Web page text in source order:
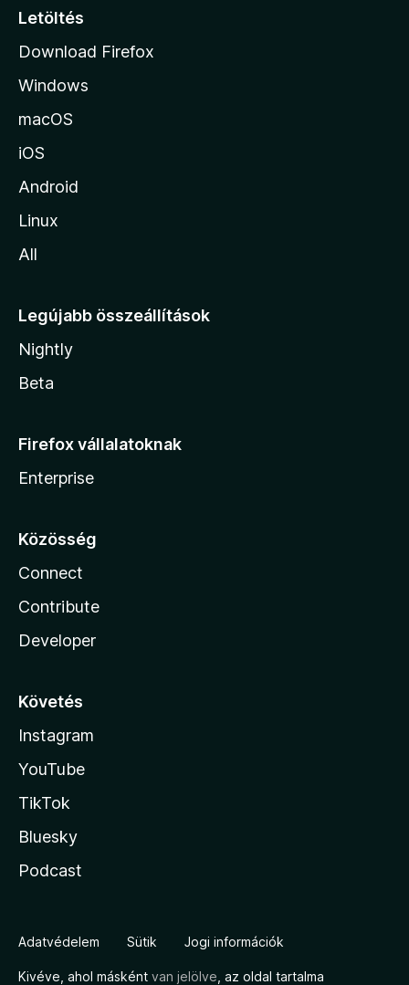
p
á
r
Letöltés
Download Firefox
Windows
macOS
iOS
Android
Linux
All
Legújabb összeállítások
Nightly
Beta
Firefox vállalatoknak
Enterprise
Közösség
Connect
Contribute
Developer
Követés
Instagram
YouTube
TikTok
Bluesky
Podcast
Adatvédelem Sütik Jogi információk
Kivéve, ahol másként van jelölve , az oldal tartalma